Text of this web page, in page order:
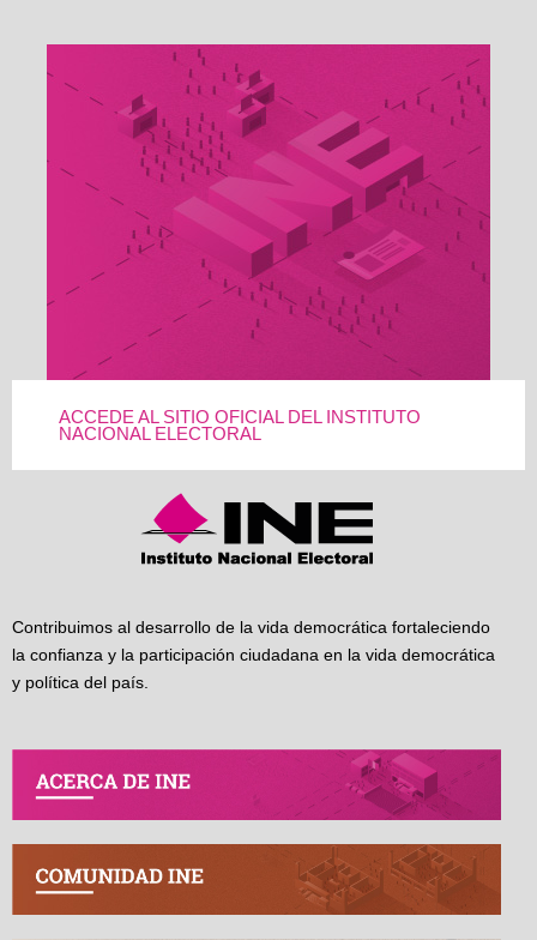
ACCEDE AL SITIO OFICIAL DEL INSTITUTO
NACIONAL ELECTORAL
Contribuimos al desarrollo de la vida democrática fortaleciendo
la confianza y la participación ciudadana en la vida democrática
y política del país.